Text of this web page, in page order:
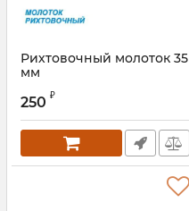
Рихтовочный молоток 35
мм
Артикул:
250 ₽